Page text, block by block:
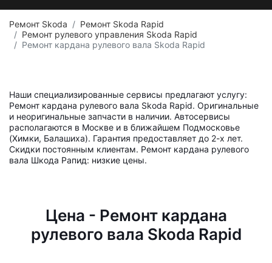
Ремонт Skoda
Ремонт Skoda Rapid
Ремонт рулевого управления Skoda Rapid
Ремонт кардана рулевого вала Skoda Rapid
Наши специализированные сервисы предлагают услугу:
Ремонт кардана рулевого вала Skoda Rapid. Оригинальные
и неоригинальные запчасти в наличии. Автосервисы
располагаются в Москве и в ближайшем Подмосковье
(Химки, Балашиха). Гарантия предоставляет до 2-х лет.
Скидки постоянным клиентам. Ремонт кардана рулевого
вала Шкода Рапид: низкие цены.
Цена - Ремонт кардана
рулевого вала Skoda Rapid